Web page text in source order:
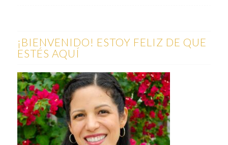
¡BIENVENIDO! ESTOY FELIZ DE QUE
ESTÉS AQUÍ